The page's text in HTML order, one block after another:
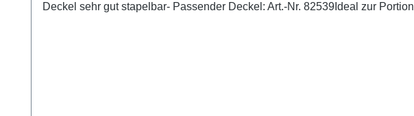
Deckel sehr gut stapelbar- Passender Deckel: Art.-Nr. 82539Ideal zur